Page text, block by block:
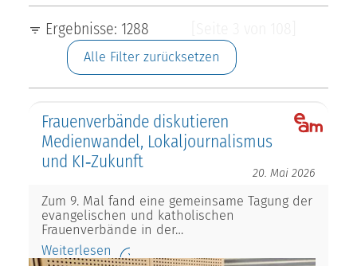
Ergebnisse: 1288
Alle Filter zurücksetzen
Frauenverbände diskutieren
Medienwandel, Lokaljournalismus
und KI‑Zukunft
20. Mai 2026
Zum 9. Mal fand eine gemeinsame Tagung der
evangelischen und katholischen
Frauenverbände in der…
Weiterlesen